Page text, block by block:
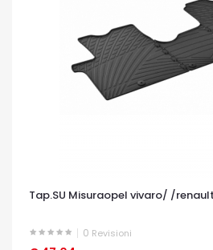
Tap.SU Misuraopel vivaro/ /
0 Revisioni